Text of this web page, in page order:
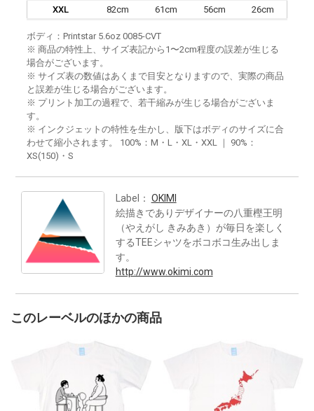
XXL 82cm 61cm 56cm 26cm
ボディ：Printstar 5.6oz 0085-CVT
※ 商品の特性上、サイズ表記から1〜2cm程度の誤差が生じる
場合がございます。
※ サイズ表の数値はあくまで目安となりますので、実際の商品
と誤差が生じる場合がございます。
※ プリント加工の過程で、若干縮みが生じる場合がございま
す。
※ インクジェットの特性を生かし、版下はボディのサイズに合
わせて縮小されます。 100%：M・L・XL・XXL ｜ 90%：
XS(150)・S
Label： OKIMI
絵描きでありデザイナーの八重樫王明
（やえがし きみあき）が毎日を楽しく
するTEEシャツをボコボコ生み出しま
す。
http://www.okimi.com
このレーベルのほかの商品